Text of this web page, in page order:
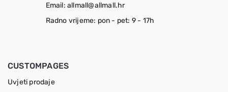
Email: allmall@allmall.hr
Radno vrijeme: pon - pet: 9 - 17h
CUSTOMPAGES
Uvjeti prodaje